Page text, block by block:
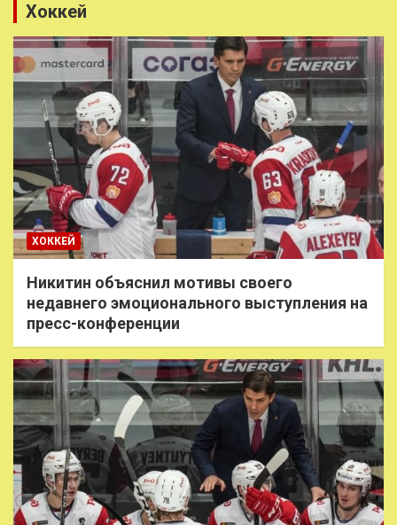
Хоккей
ХОККЕЙ
Никитин объяснил мотивы своего
недавнего эмоционального выступления на
пресс-конференции